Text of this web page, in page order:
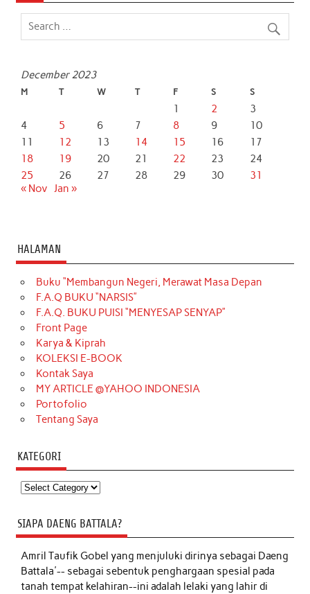
o
o
e
r
A
d
December 2023
M T W T F S S
1 2
3
4
5 6 7 8 9
10
11
12 13 14 15 16
17
18
19 20 21 22 23
24
25
26 27 28 29 30
31
« Nov Jan »
HALAMAN
Buku “Membangun Negeri, Merawat Masa Depan
F.A.Q BUKU “NARSIS”
F.A.Q. BUKU PUISI “MENYESAP SENYAP”
Front Page
Karya & Kiprah
KOLEKSI E-BOOK
Kontak Saya
MY ARTICLE @YAHOO INDONESIA
Portofolio
Tentang Saya
KATEGORI
Kategori
SIAPA DAENG BATTALA?
Amril Taufik Gobelyang menjuluki dirinya sebagai Daeng
Battala'-- sebagai sebentuk penghargaan spesial pada
tanah tempat kelahiran--ini adalah lelaki yang lahir di